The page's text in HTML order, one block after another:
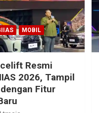
MOBIL
Resmi
2026, Tampil
Fitur